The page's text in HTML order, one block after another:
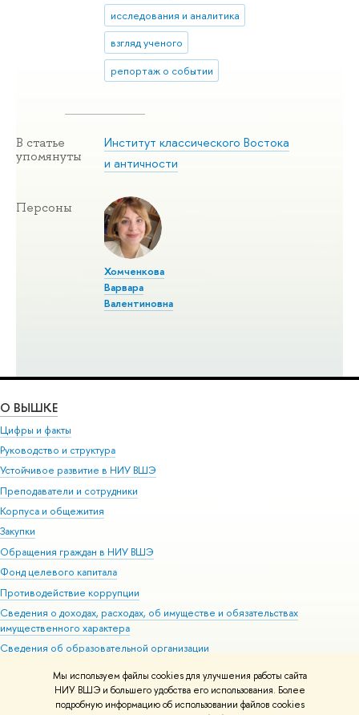
Мы используем файлы cookies для улучшения работы сайта
НИУ ВШЭ и большего удобства его использования. Более
подробную информацию об использовании файлов cookies
исследования и аналитика
взгляд ученого
репортаж о событии
В статье
упомянуты
Институт классического Востока
и античности
Персоны
Хомченкова
Варвара
Валентиновна
О ВЫШКЕ
Цифры и факты
Руководство и структура
Устойчивое развитие в НИУ ВШЭ
Преподаватели и сотрудники
Корпуса и общежития
Закупки
Обращения граждан в НИУ ВШЭ
Фонд целевого капитала
Противодействие коррупции
Сведения о доходах, расходах, об имуществе и обязательствах
имущественного характера
Сведения об образовательной организации
Людям с ограниченными возможностями здоровья
Единая платежная страница
Работа в Вышке